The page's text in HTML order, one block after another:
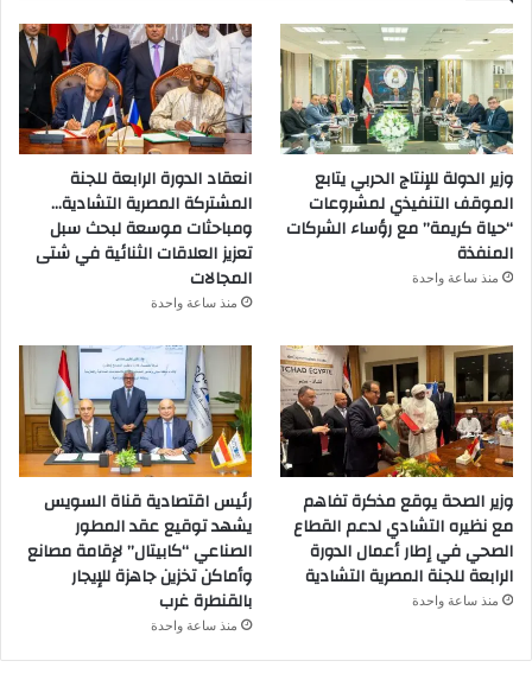
وزير الدولة للإنتاج الحربي يتابع
الموقف التنفيذي لمشروعات
“حياة كريمة” مع رؤساء الشركات
المنفذة
منذ ساعة واحدة
انعقاد الدورة الرابعة للجنة
المشتركة المصرية التشادية…
ومباحثات موسعة لبحث سبل
تعزيز العلاقات الثنائية في شتى
المجالات
منذ ساعة واحدة
وزير الصحة يوقع مذكرة تفاهم
مع نظيره التشادي لدعم القطاع
الصحي في إطار أعمال الدورة
الرابعة للجنة المصرية التشادية
منذ ساعة واحدة
رئيس اقتصادية قناة السويس
يشهد توقيع عقد المطور
الصناعي “كابيتال” لإقامة مصانع
وأماكن تخزين جاهزة للإيجار
بالقنطرة غرب
منذ ساعة واحدة